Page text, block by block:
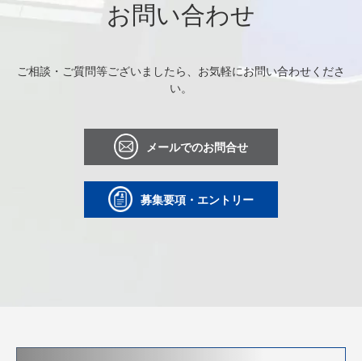
お問い合わせ
ご相談・ご質問等ございましたら、お気軽にお問い合わせくださ
い。
メールでのお問合せ
募集要項・エントリー